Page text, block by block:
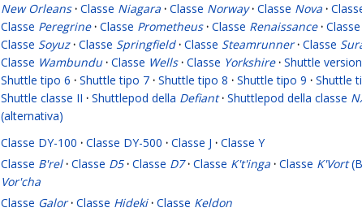
New Orleans · Classe Niagara · Classe Norway · Classe Nova ·
Classe Peregrine · Classe Prometheus · Classe Renaissance · Classe
Classe Soyuz · Classe Springfield · Classe Steamrunner · Classe
Classe Wambundu · Classe Wells · Classe Yorkshire · Shuttle
Shuttle tipo 6 · Shuttle tipo 7 · Shuttle tipo 8 · Shuttle tipo 9 · Shuttle
Shuttle classe II · Shuttlepod della Defiant · Shuttlepod della classe
(alternativa)
Classe DY-100 · Classe DY-500 · Classe J · Classe Y
Classe B'rel · Classe D5 · Classe D7 · Classe K't'inga · Classe K'Vort
Vor'cha
Classe Galor · Classe Hideki · Classe Keldon